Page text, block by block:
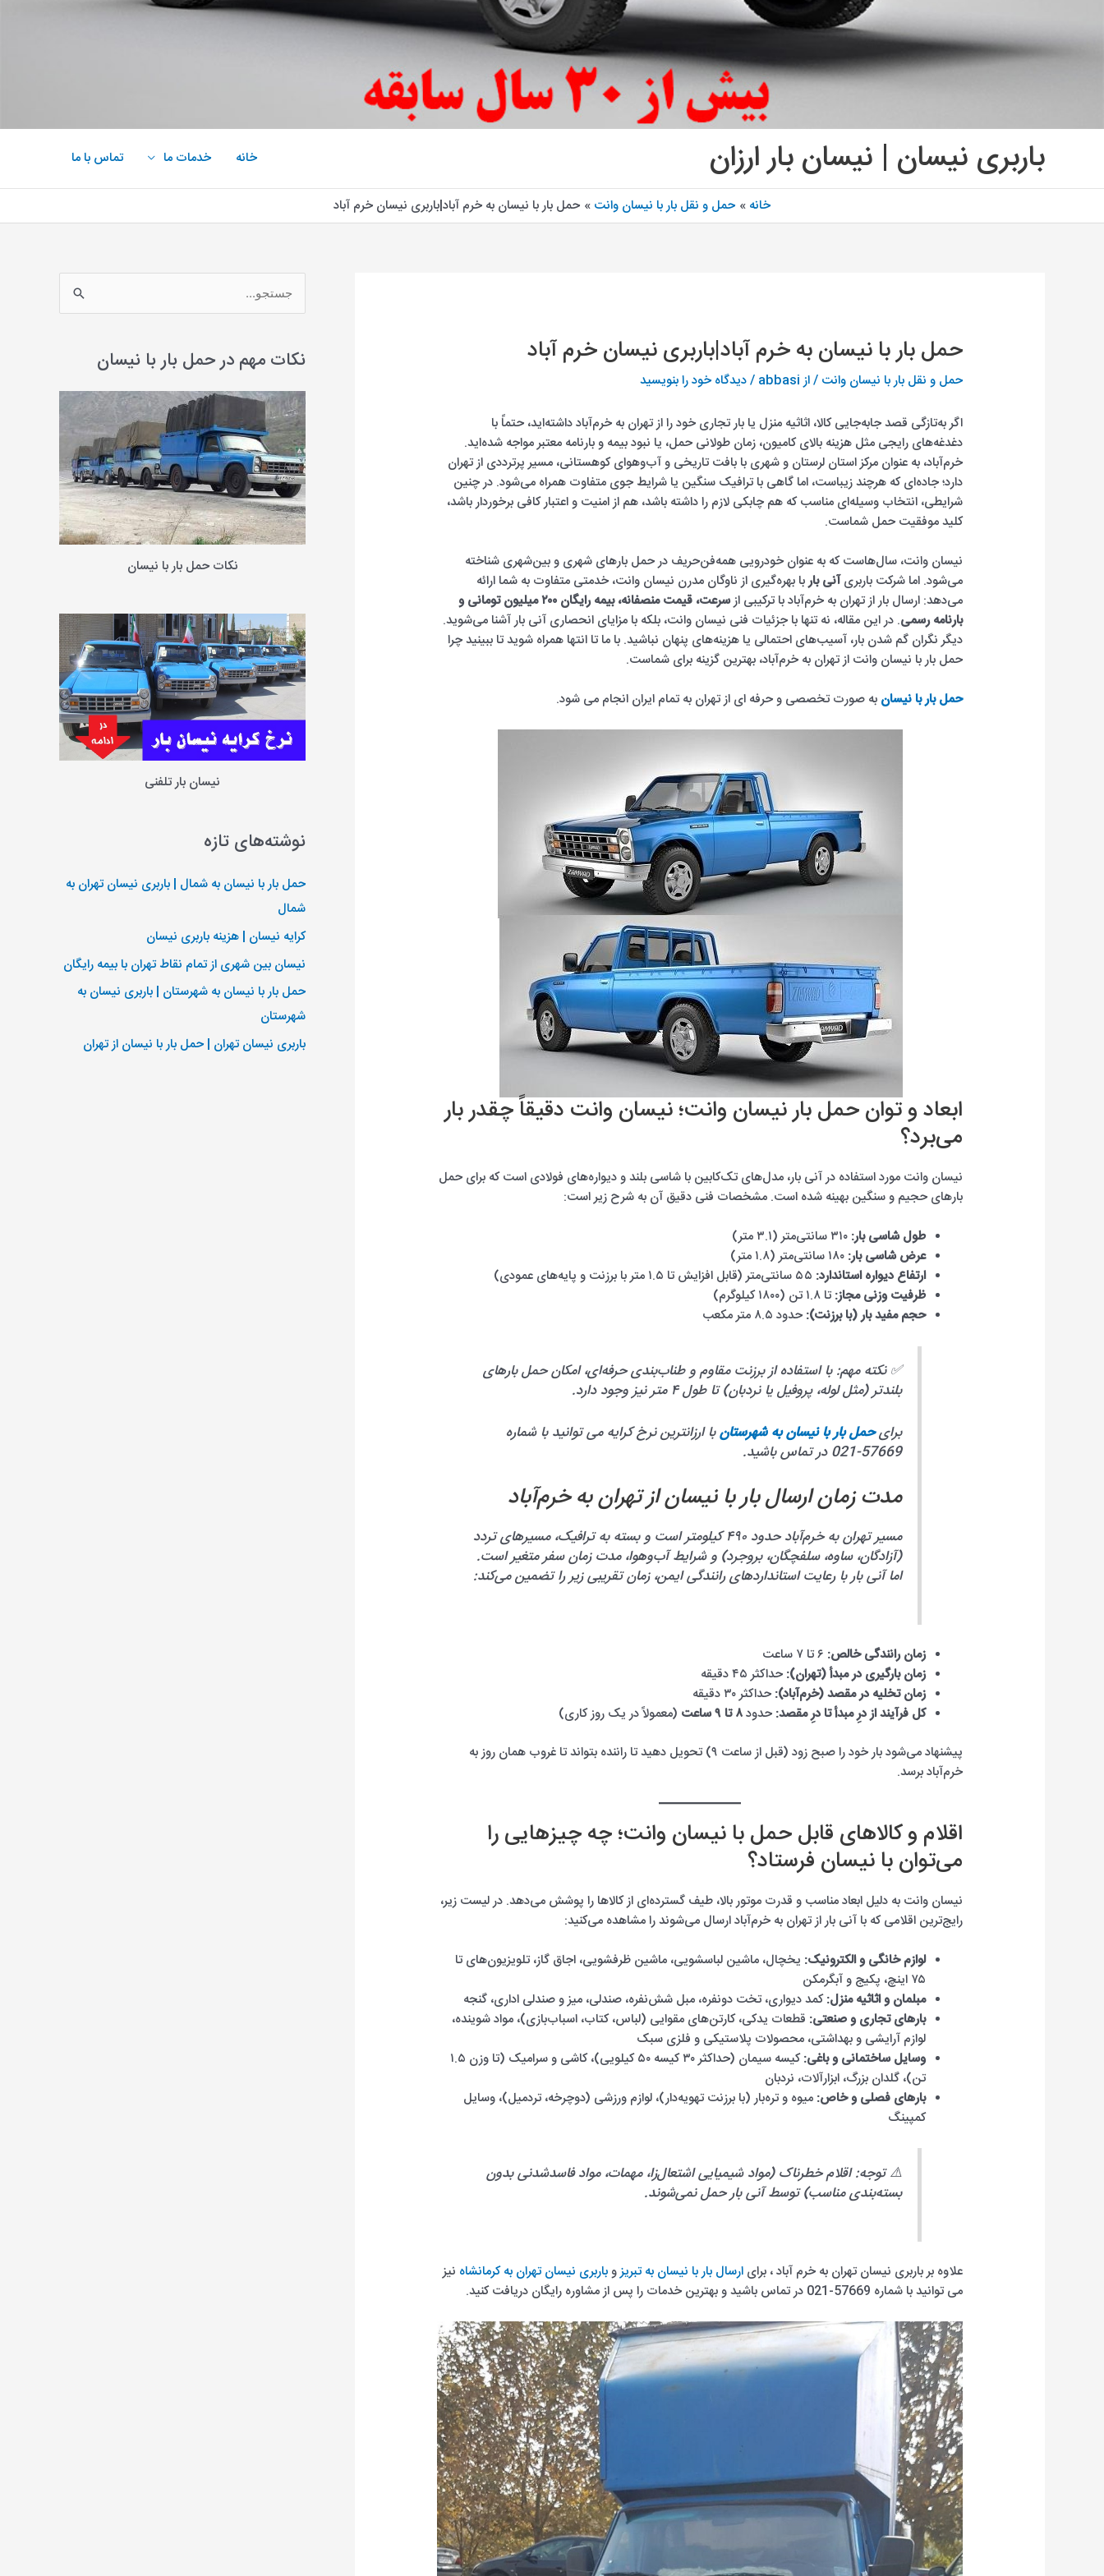
باربری نیسان | نیسان بار ارزان خانه خدمات ما تماس با ما
خانه حمل و نقل بار با نیسان وانت حمل بار با نیسان به خرم آباد|باربری نیسان خرم آباد
حمل بار با نیسان به خرم آباد|باربری نیسان خرم آباد
حمل و نقل بار با نیسان وانت / از abbasi
/دیدگاه‌ خود را بنویسید
اگر به‌تازگی قصد جابه‌جایی کالا، اثاثیه منزل یا بار تجاری خود را از تهران به خرم‌آباد داشته‌اید، حتماً با
دغدغه‌های رایجی مثل هزینه بالای کامیون، زمان طولانی حمل، یا نبود بیمه و بارنامه معتبر مواجه شده‌اید.
خرم‌آباد، به عنوان مرکز استان لرستان و شهری با بافت تاریخی و آب‌وهوای کوهستانی، مسیر پرترددی از تهران
دارد؛ جاده‌ای که هرچند زیباست، اما گاهی با ترافیک سنگین یا شرایط جوی متفاوت همراه می‌شود. در چنین
شرایطی، انتخاب وسیله‌ای مناسب که هم چابکی لازم را داشته باشد، هم از امنیت و اعتبار کافی برخوردار باشد،
کلید موفقیت حمل شماست.
نیسان وانت، سال‌هاست که به عنوان خودرویی همه‌فن‌حریف در حمل بارهای شهری و بین‌شهری شناخته
می‌شود. اما شرکت باربریآنی باربا بهره‌گیری از ناوگان مدرن نیسان وانت، خدمتی متفاوت به شما ارائه
می‌دهد: ارسال بار از تهران به خرم‌آباد با ترکیبی از
سرعت، قیمت منصفانه، بیمه رایگان ۲۰۰ میلیون تومانی و
بارنامه رسمی. در این مقاله، نه تنها با جزئیات فنی نیسان وانت، بلکه با مزایای انحصاری آنی بار آشنا می‌شوید.
دیگر نگران گم شدن بار، آسیب‌های احتمالی یا هزینه‌های پنهان نباشید. با ما تا انتها همراه شوید تا ببینید چرا
حمل بار با نیسان وانت از تهران به خرم‌آباد، بهترین گزینه برای شماست.
حمل بار با نیسان به صورت تخصصی و حرفه ای از تهران به تمام ایران انجام می شود.
ابعاد و توان حمل بار نیسان وانت؛ نیسان وانت دقیقاً چقدر بار
می‌برد؟
نیسان وانت مورد استفاده در آنی بار، مدل‌های تک‌کابین با شاسی بلند و دیواره‌های فولادی است که برای حمل
بارهای حجیم و سنگین بهینه شده است. مشخصات فنی دقیق آن به شرح زیر است:
طول شاسی بار: ۳۱۰ سانتی‌متر (۳.۱ متر)
عرض شاسی بار: ۱۸۰ سانتی‌متر (۱.۸ متر)
ارتفاع دیواره استاندارد:
ظرفیت وزنی مجاز: تا ۱.۸ تن (۱۸۰۰ کیلوگرم)
حجم مفید بار (با برزنت): حدود ۸.۵ متر مکعب
✅ نکته مهم: با استفاده از برزنت مقاوم و طناب‌بندی حرفه‌ای، امکان حمل بارهای
بلندتر (مثل لوله، پروفیل یا نردبان) تا طول ۴ متر نیز وجود دارد.
برایحمل بار با نیسان به شهرستانبا ارزانترین نرخ کرایه می توانید با شماره
57669-021 در تماس باشید.
مدت زمان ارسال بار با نیسان از تهران به خرم‌آباد
مسیر تهران به خرم‌آباد حدود ۴۹۰ کیلومتر است و بسته به ترافیک، مسیرهای تردد
(آزادگان، ساوه، سلفچگان، بروجرد) و شرایط آب‌وهوا، مدت زمان سفر متغیر است.
اما آنی بار با رعایت استانداردهای رانندگی ایمن، زمان تقریبی زیر را تضمین می‌کند:
زمان رانندگی خالص:
زمان بارگیری در مبدأ (تهران): حداکثر ۴۵ دقیقه
زمان تخلیه در مقصد (خرم‌آباد): حداکثر ۳۰ دقیقه
کل فرآیند از درِ مبدأ تا درِ مقصد: حدود۸ تا ۹ ساعت
(معمولاً در یک روز کاری)
پیشنهاد می‌شود بار خود را صبح زود (قبل از ساعت ۹) تحویل دهید تا راننده بتواند تا غروب همان روز به
خرم‌آباد برسد.
اقلام و کالاهای قابل حمل با نیسان وانت؛ چه چیزهایی را
می‌توان با نیسان فرستاد؟
نیسان وانت به دلیل ابعاد مناسب و قدرت موتور بالا، طیف گسترده‌ای از کالاها را پوشش می‌دهد. در لیست زیر،
رایج‌ترین اقلامی که با آنی بار از تهران به خرم‌آباد ارسال می‌شوند را مشاهده می‌کنید:
لوازم خانگی و الکترونیک: یخچال، ماشین لباسشویی، ماشین ظرفشویی، اجاق گاز، تلویزیون‌های تا
۷۵ اینچ، پکیج و آبگرمکن
مبلمان و اثاثیه منزل:کمد دیواری، تخت دونفره، مبل شش‌نفره، صندلی، میز و صندلی اداری، گنجه
بارهای تجاری و صنعتی: قطعات یدکی، کارتن‌های مقوایی (لباس، کتاب، اسباب‌بازی)، مواد شوینده،
لوازم آرایشی و بهداشتی، محصولات پلاستیکی و فلزی سبک
وسایل ساختمانی و باغی:
کیسه سیمان (حداکثر ۳۰ کیسه ۵۰ کیلویی)، کاشی و سرامیک (تا وزن ۱.۵
تن)، گلدان بزرگ، ابزارآلات، نردبان
بارهای فصلی و خاص: میوه و تره‌بار (با برزنت تهویه‌دار)، لوازم ورزشی (دوچرخه، تردمیل)، وسایل
کمپینگ
⚠️ توجه: اقلام خطرناک (مواد شیمیایی اشتعال‌زا، مهمات، مواد فاسدشدنی بدون
بسته‌بندی مناسب) توسط آنی بار حمل نمی‌شوند.
علاوه بر باربری نیسان تهران به خرم آباد ، برایارسال بار با نیسان به تبریزوباربری نیسان تهران به کرمانشاه نیز
می توانید با شماره 57669-021 در تماس باشید و بهترین خدمات را پس از مشاوره رایگان دریافت کنید.
س
ج
ب
ر
ا
ی
:
نکات مهم در حمل بار با نیسان
نکات حمل بار با نیسان
نیسان بار تلفنی
نوشته‌های تازه
حمل بار با نیسان به شمال | باربری نیسان تهران به
شمال
کرایه نیسان | هزینه باربری نیسان
نیسان بین شهری از تمام نقاط تهران با بیمه رایگان
حمل بار با نیسان به شهرستان | باربری نیسان به
شهرستان
باربری نیسان تهران | حمل بار با نیسان از تهران